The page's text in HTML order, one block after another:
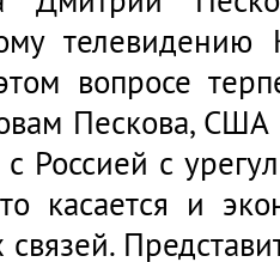
вопросе
Пескова, США
Россией с
касается и
связей.